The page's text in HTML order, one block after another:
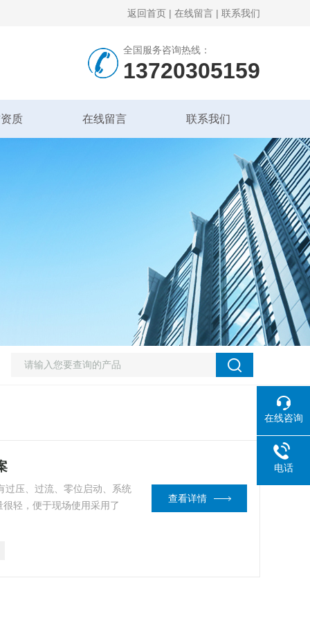
返回首页 | 在线留言 | 联系我们
全国服务咨询热线：
13720305159
质 在线留言 联系我们
过压、过流、零位启动、系统
轻，便于现场使用采用了
查看详情
在线咨询
电话